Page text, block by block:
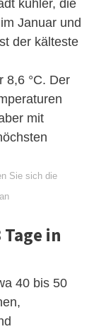
kühler, die
Januar und
der kälteste
8,6 °C. Der
mit
Sie sich die
in
40 bis 50